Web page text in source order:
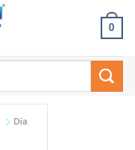
0
Dia